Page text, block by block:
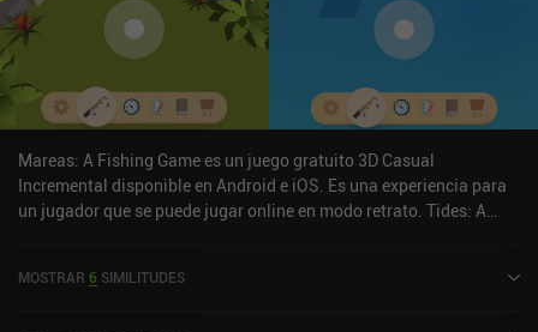
Mareas: A Fishing Game es un juego gratuito 3D Casual
Incremental disponible en Android e iOS. Es una experiencia para
un jugador que se puede jugar online en modo retrato. Tides: A
Store de iOS.
MOSTRAR 6 SIMILITUDES